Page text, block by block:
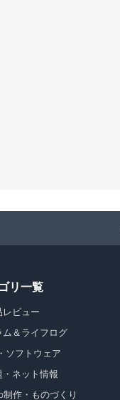
リ一覧
レビュー
ム＆ライフログ
ソフトウェア
・ネット情報
制作・ものづくり